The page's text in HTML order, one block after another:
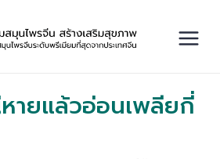
Menu
ายแล้วอ่อนเพลียกี่